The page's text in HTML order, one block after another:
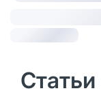
Статьи